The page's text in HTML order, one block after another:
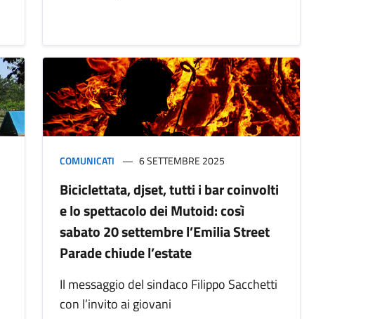
COMUNICATI 6 SETTEMBRE 2025
Biciclettata, djset, tutti i bar coinvolti
e lo spettacolo dei Mutoid: così
sabato 20 settembre l’Emilia Street
Parade chiude l’estate
Il messaggio del sindaco Filippo Sacchetti
con l’invito ai giovani